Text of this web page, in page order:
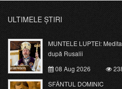
ULTIMELE ȘTIRI
MUNTELE LUPTEI:
după Rusalii
08 Aug 2026
SFÂNTUL DOMINIC